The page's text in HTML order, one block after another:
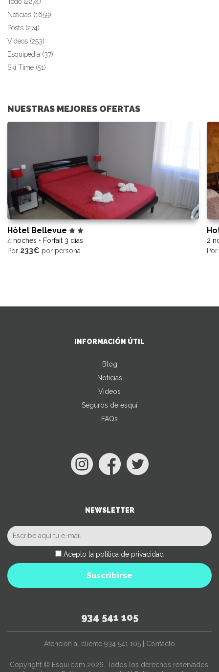
Noticias (1659)
Posts (274)
Videos (253)
Esquipedia (37)
Ski Time (51)
NUESTRAS MEJORES OFERTAS
Hôtel Bellevue
4 noches + Forfait 3 días
Por 233€ por persona
2
Por
INFORMACIÓN ÚTIL
Blog
Noticias
Videos
Seguros de esquí
FAQs
NEWSLETTER
Acepto la política de privacidad
Suscribirse
934 541 105
Atención al cliente 934 541 105 Contacto
Copyright © Esqui.com 2026. Todos los derechos reservados.